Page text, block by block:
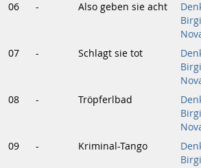
06 - Also geben sie acht
07 - Schlagt sie tot
08 - Tröpferlbad
09 - Kriminal-Tango